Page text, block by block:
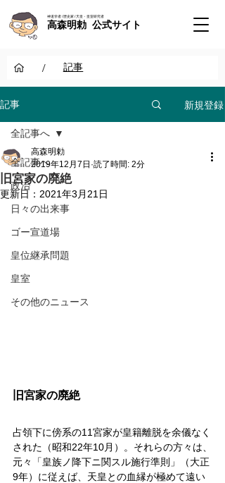
神道学者 / 歴史家 / 天皇・皇室研究者
高森明勅 公式サイト
/ 記事
記事 新規登録
全記事へ
政治
日々の出来事
ゴー宣道場
皇位継承問題
皇室
その他のニュース
全記事へ
旧宮家の廃絶
高森明勅
2019年12月7日 読了時間: 2分
更新日： 2021年3月21日
旧宮家の廃絶
占領下に傍系の11宮家が皇籍離脱を余儀なく
された（昭和22年10月）。それらの方々は、
元々「皇族ノ降下ニ関スル施行準則」（大正
9年）に従えば、天皇との血縁が極めて遠い